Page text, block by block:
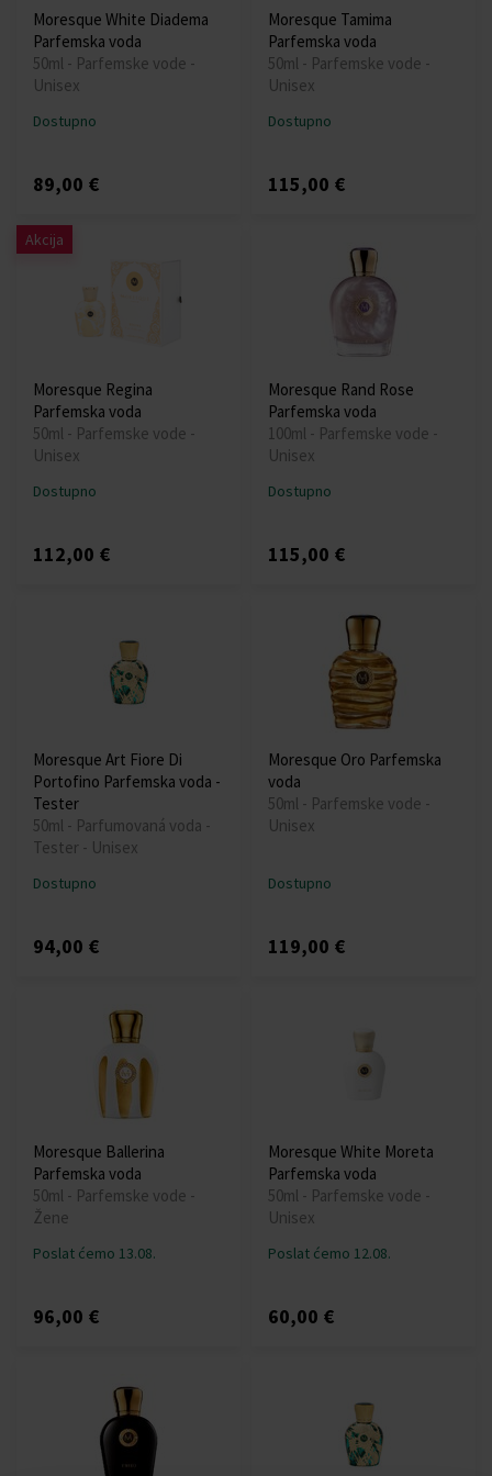
Moresque White Diadema
Parfemska voda
50ml - Parfemske vode -
Unisex
Dostupno
89,00 €
Moresque Tamima
Parfemska voda
50ml - Parfemske vode -
Unisex
Dostupno
115,00 €
Akcija
Moresque Regina
Parfemska voda
50ml - Parfemske vode -
Unisex
Dostupno
112,00 €
Moresque Rand Rose
Parfemska voda
100ml - Parfemske vode -
Unisex
Dostupno
115,00 €
Moresque Art Fiore Di
Portofino Parfemska voda -
Tester
50ml - Parfumovaná voda -
Tester - Unisex
Dostupno
94,00 €
Moresque Oro Parfemska
voda
50ml - Parfemske vode -
Unisex
Dostupno
119,00 €
Moresque Ballerina
Parfemska voda
50ml - Parfemske vode -
Žene
Poslat ćemo 13.08.
96,00 €
Moresque White Moreta
Parfemska voda
50ml - Parfemske vode -
Unisex
Poslat ćemo 12.08.
60,00 €